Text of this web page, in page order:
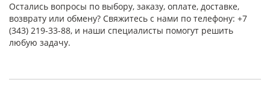
Остались вопросы по выбору, заказу, оплате, доставке,
возврату или обмену? Свяжитесь с нами по телефону: +7
(343) 219-33-88, и наши специалисты помогут решить
любую задачу.